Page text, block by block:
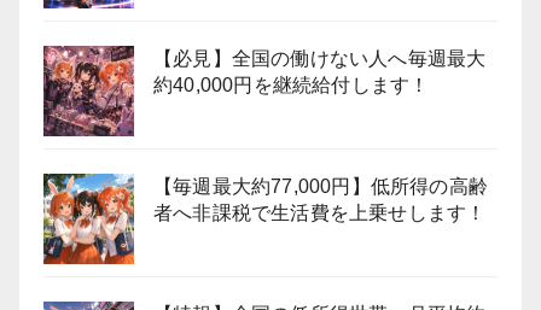
【必見】全国の働けない人へ毎週最大
約40,000円を継続給付します！
【毎週最大約77,000円】低所得の高齢
者へ非課税で生活費を上乗せします！